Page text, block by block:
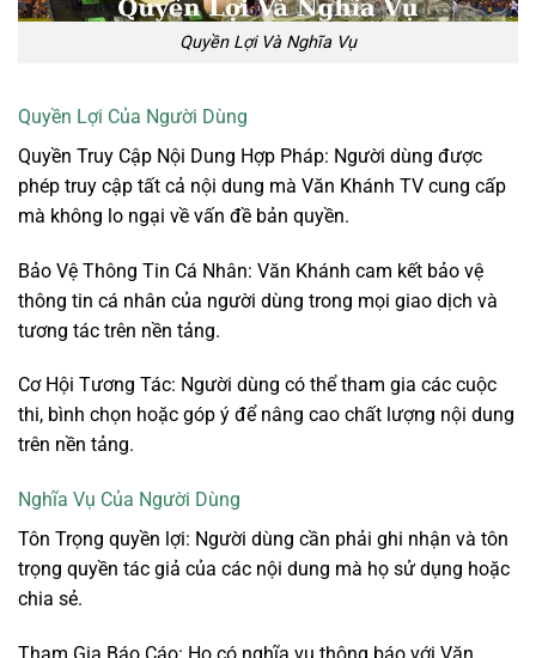
Quyền Lợi Và Nghĩa Vụ
Quyền Lợi Của Người Dùng
Quyền Truy Cập Nội Dung Hợp Pháp: Người dùng được
phép truy cập tất cả nội dung mà Văn Khánh TV cung cấp
mà không lo ngại về vấn đề bản quyền.
Bảo Vệ Thông Tin Cá Nhân: Văn Khánh cam kết bảo vệ
thông tin cá nhân của người dùng trong mọi giao dịch và
tương tác trên nền tảng.
Cơ Hội Tương Tác: Người dùng có thể tham gia các cuộc
thi, bình chọn hoặc góp ý để nâng cao chất lượng nội dung
trên nền tảng.
Nghĩa Vụ Của Người Dùng
Tôn Trọng quyền lợi: Người dùng cần phải ghi nhận và tôn
trọng quyền tác giả của các nội dung mà họ sử dụng hoặc
chia sẻ.